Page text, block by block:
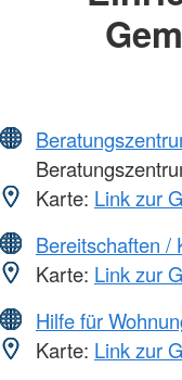
Karte: Link zur
Bereitschaften /
Karte: Link zur
Hilfe für
Karte: Link zur